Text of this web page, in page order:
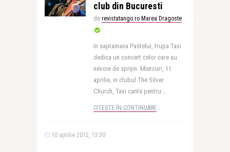
club din Bucuresti
de revistatango.ro Marea Dragoste
In saptamana Pastelui, trupa Taxi
dedica un concert celor care au
nevoie de sprijin. Miercuri, 11
aprilie, in clubul The Silver
Church, Taxi canta pentru ..
CITEȘTE ÎN CONTINUARE
10 aprilie 2012, 13:30